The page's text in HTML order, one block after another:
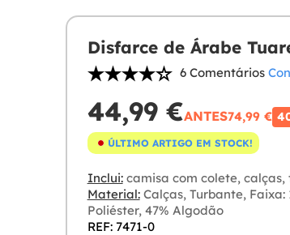
Disfarce de Árabe
6 Comentários
44,99 €ANTES74,99 €
ÚLTIMO ARTIGO EM STOCK!
Inclui:camisa com colete,
Material:Calças, Turbante, Faixa:
Poliéster, 47% Algodão
REF: 7471-0